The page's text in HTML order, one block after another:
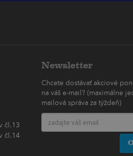
čl.13
čl.14
Newsletter
Chcete dostávať akciové
na váš e-mail? (maximálne
mailová správa za týždeň)